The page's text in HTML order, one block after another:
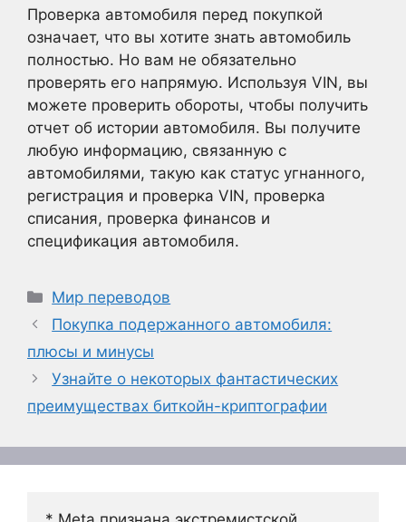
Проверка автомобиля перед покупкой
означает, что вы хотите знать автомобиль
полностью. Но вам не обязательно
проверять его напрямую. Используя VIN, вы
можете проверить обороты, чтобы получить
отчет об истории автомобиля. Вы получите
любую информацию, связанную с
автомобилями, такую как статус угнанного,
регистрация и проверка VIN, проверка
списания, проверка финансов и
спецификация автомобиля.
Рубрики
Мир переводов
Покупка подержанного автомобиля:
плюсы и минусы
Узнайте о некоторых фантастических
преимуществах биткойн-криптографии